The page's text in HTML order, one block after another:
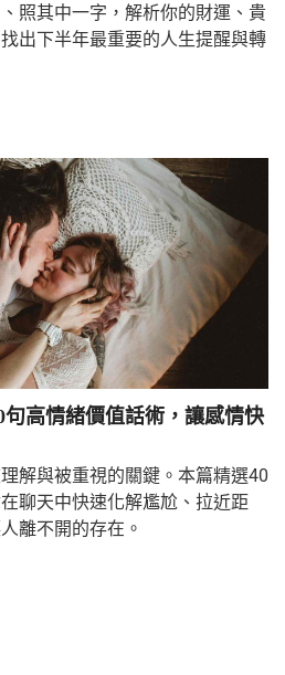
照其中一字，解析你的財運、貴
出下半年最重要的人生提醒與轉
高情緒價值話術，讓感情快
解與被重視的關鍵。本篇精選40
聊天中快速化解尷尬、拉近距
離不開的存在。